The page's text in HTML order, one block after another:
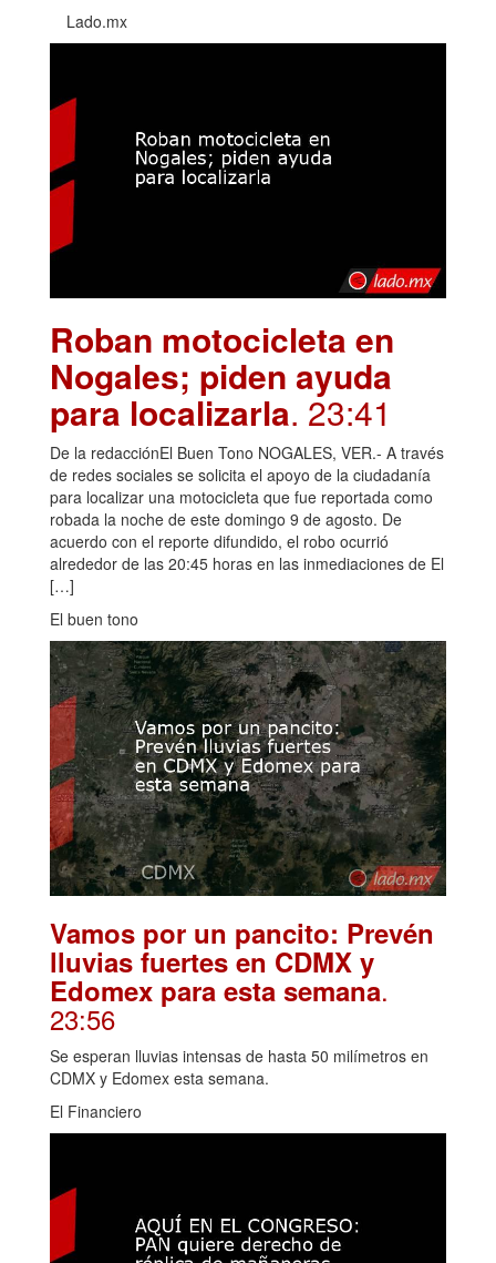
Lado.mx
Roban motocicleta en
Nogales; piden ayuda
para localizarla. 23:41
De la redacciónEl Buen Tono NOGALES, VER.- A través
de redes sociales se solicita el apoyo de la ciudadanía
para localizar una motocicleta que fue reportada como
robada la noche de este domingo 9 de agosto. De
acuerdo con el reporte difundido, el robo ocurrió
alrededor de las 20:45 horas en las inmediaciones de El
[…]
El buen tono
Vamos por un pancito: Prevén
lluvias fuertes en CDMX y
Edomex para esta semana.
23:56
Se esperan lluvias intensas de hasta 50 milímetros en
CDMX y Edomex esta semana.
El Financiero